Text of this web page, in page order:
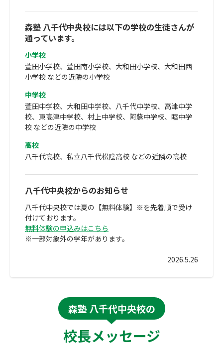
森塾 八千代中央校には以下の学校の生徒さんが
通っています。
小学校
萱田小学校、萱田南小学校、大和田小学校、大和田西
小学校 などの近隣の小学校
中学校
萱田中学校、大和田中学校、八千代中学校、高津中学
校、東高津中学校、村上中学校、阿蘇中学校、睦中学
校 などの近隣の中学校
高校
八千代高校、私立八千代松陰高校 などの近隣の高校
八千代中央校からのお知らせ
八千代中央校では夏の【無料体験】※を先着順で受け
付けております。
無料体験の申込みはこちら
※一部対象外の学年があります。
2026.5.26
森塾 八千代中央校の
校長メッセージ